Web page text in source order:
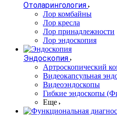
Отоларингология
Лор комбайны
Лор кресла
Лор принадлежности
Лор эндоскопия
Эндоскопия
Артроскопический
Видеокапсульная
Видеоэндоскопы
Гибкие эндоскопы
Еще